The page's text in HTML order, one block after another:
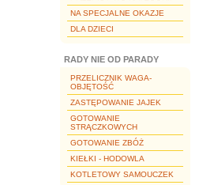
NA SPECJALNE OKAZJE
DLA DZIECI
RADY NIE OD PARADY
PRZELICZNIK WAGA-
OBJĘTOŚĆ
ZASTĘPOWANIE JAJEK
GOTOWANIE
STRĄCZKOWYCH
GOTOWANIE ZBÓŻ
KIEŁKI - HODOWLA
KOTLETOWY SAMOUCZEK